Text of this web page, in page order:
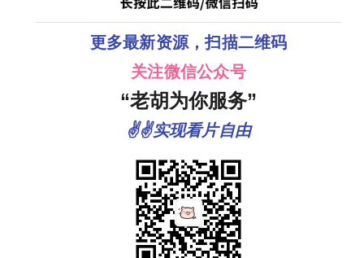
更多最新资源，扫描二维码
关注微信公众号
“老胡为你服务”
✌✌实现看片自由